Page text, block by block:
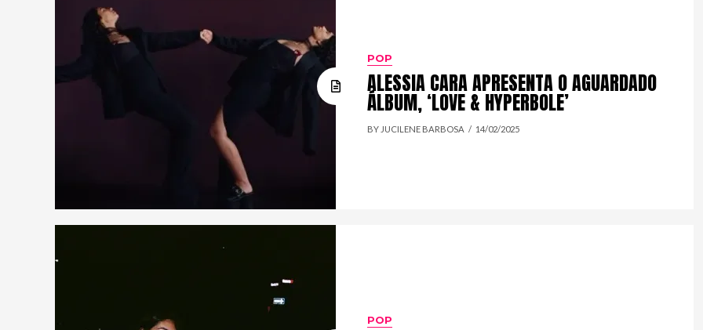
POP
ALESSIA CARA APRESENTA O AGUARDADO
ÁLBUM, ‘LOVE & HYPERBOLE’
BY JUCILENE BARBOSA 14/02/2025
POP